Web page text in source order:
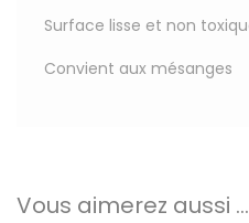
Surface lisse et non
Convient aux mésanges
Vous aimerez aussi ...